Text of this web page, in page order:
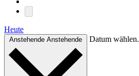
Heute
Anstehende Anstehende Datum wählen.